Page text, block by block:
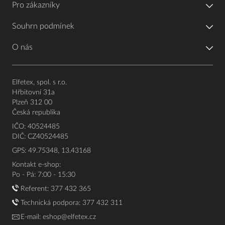
Pro zákazníky
Souhrn podmínek
O nás
Elfetex, spol. s r.o.
Hřbitovní 31a
Plzeň 312 00
Česká republika
IČO: 40524485
DIČ: CZ40524485
GPS: 49.75348, 13.43168
Kontakt e-shop:
Po - Pá: 7:00 - 15:30
Referent: 377 432 365
Technická podpora: 377 432 311
E-mail: eshop@elfetex.cz